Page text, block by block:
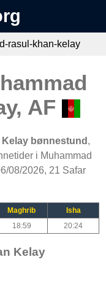
rasul-khan-kelay
AF
bønnestund ,
i Muhammad
08/2026, 21 Safar
Maghrib
Isha
18:59 20:24
Kelay